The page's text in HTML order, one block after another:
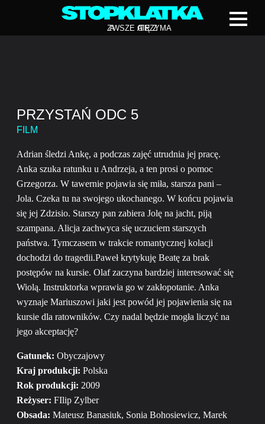
ZAWSZE CIĘ Z
ATRZYMA
PRZYSTAŃ ODC 5
FILM
Adrian śledzi Ankę, a podczas zajęć utrudnia jej pracę.
Anka szuka ratunku u Andrzeja, a ten prosi o pomoc
Grzegorza. W tawernie pojawia się miła, starsza pani –
Jola. Czeka tu na swojego ukochanego. W końcu pojawia
się jej Zdzisio. Starszy pan zabiera Jolę na jacht, piją
szampana. Alicja zachwyca się uczuciem starszych
państwa. Tymczasem w trakcie romantycznej kolacji
dochodzi do tragedii.Paweł krytykuję Beatę za brak
postępów na kursie. Olaf zaczyna bardziej interesować się
Wiolą. Instruktorka wprawia go w zakłopotanie. Anka
wyznaje Mariuszowi jaki jest powód jej pojawienia się na
kursie dla ratowników. Czy nadal będzie mogła liczyć na
jego akceptację?
Gatunek: Obyczajowy
Kraj produkcji: Polska
Rok produkcji: 2009
Reżyser: FIlip Zylber
Obsada: Mateusz Banasiuk, Sonia Bohosiewicz, Marek